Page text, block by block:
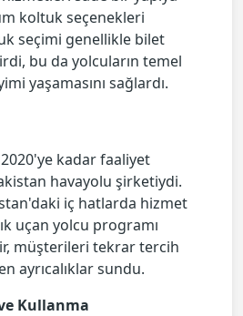
koltuk seçenekleri
seçimi genellikle bilet
bu da yolcuların temel
yaşamasını sağlardı.
kadar faaliyet
havayolu şirketiydi.
iç hatlarda hizmet
uçan yolcu programı
müşterileri tekrar tercih
ayrıcalıklar sundu.
Kullanma